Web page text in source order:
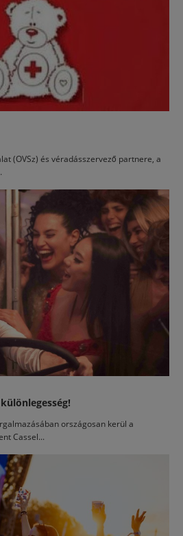
(OVSz) és véradásszervező partnere, a
országosan kerül a
Cassel...